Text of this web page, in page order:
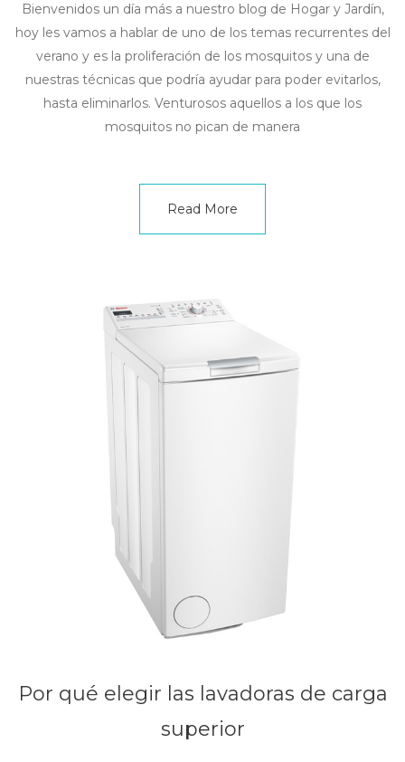
Bienvenidos un día más a nuestro blog de Hogar y Jardín,
hoy les vamos a hablar de uno de los temas recurrentes del
verano y es la proliferación de los mosquitos y una de
nuestras técnicas que podría ayudar para poder evitarlos,
hasta eliminarlos. Venturosos aquellos a los que los
mosquitos no pican de manera
Read More
Por qué elegir las lavadoras de carga
superior